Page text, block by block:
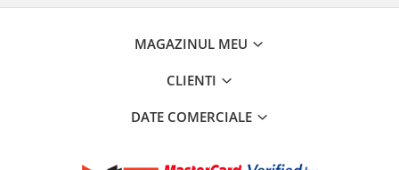
MAGAZINUL MEU
CLIENTI
DATE COMERCIALE